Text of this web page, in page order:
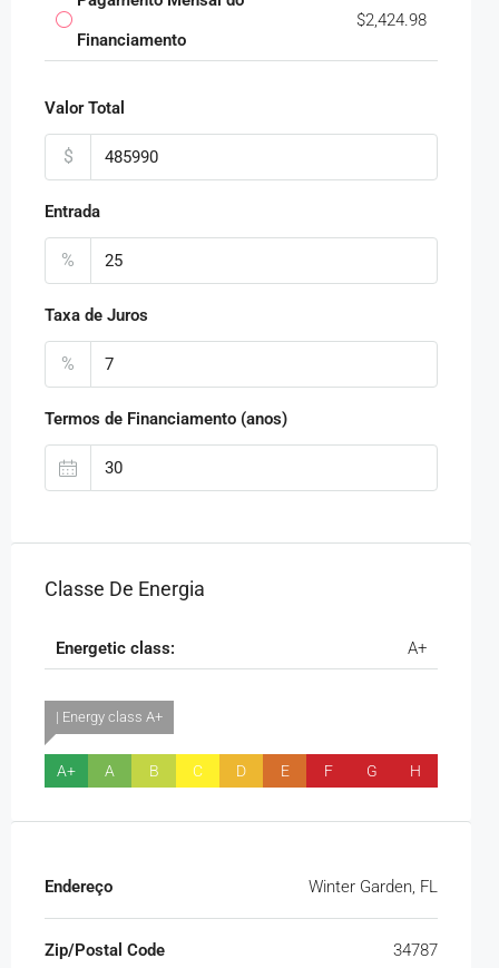
Financiamento
$2,424.98
Valor Total
$
Entrada
%
Taxa de Juros
%
Termos de Financiamento (anos)
Classe De Energia
Energetic class: A+
| Energy class A+
A+ A B C D E F G H
Endereço Winter Garden, FL
Zip/Postal Code 34787